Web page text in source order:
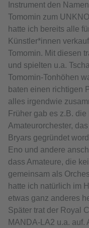
Instrument den
Tomomin zum
hatte ich bereits alle
Künstler*innen
Tomomin. Mit diesen
und spielten u.a.
Tomomin-Tonhöhen
baten einen richtigen
alles irgendwie
Früher gab es z.B.
Amateurorchester,
Bryars gegründet
Eno und andere
dass Amateure, die
gemeinsam als
hatte ich natürlich im
etwas ganz anderes
Später trat der Royal
MANDA-LA2 u.a. auf.